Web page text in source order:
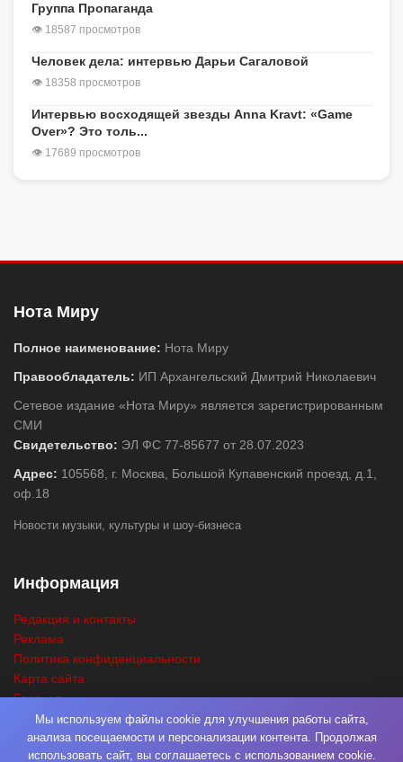
Группа Пропаганда
👁 18587 просмотров
Человек дела: интервью Дарьи Сагаловой
👁 18358 просмотров
Интервью восходящей звезды Anna Kravt: «Game
Over»? Это толь...
👁 17689 просмотров
Нота Миру
Полное наименование: Нота Миру
Правообладатель: ИП Архангельский Дмитрий Николаевич
Сетевое издание «Нота Миру» является зарегистрированным
СМИ
Свидетельство: ЭЛ ФС 77-85677 от 28.07.2023
Адрес: 105568, г. Москва, Большой Купавенский проезд, д.1,
оф.18
Новости музыки, культуры и шоу-бизнеса
Информация
Редакция и контакты
Реклама
Политика конфиденциальности
Карта сайта
Главная
ПоискМы используем файлы cookie для улучшения работы сайта,
анализа посещаемости и персонализации контента. Продолжая
использовать сайт, вы соглашаетесь с использованием cookie.